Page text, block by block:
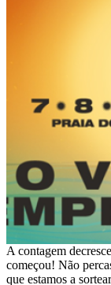
A contagem
começou! Não
que estamos a